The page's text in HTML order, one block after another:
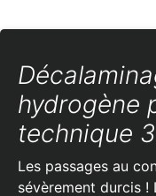
hydrogène
technique
Les passages au
sévèrement durcis !